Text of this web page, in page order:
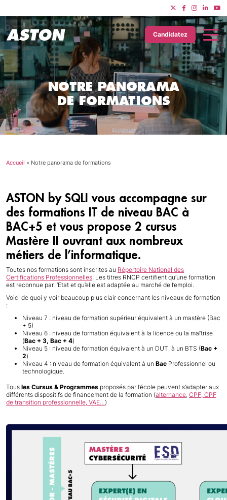
Candidatez
NOTRE PANORAMA
DE FORMATIONS
Accueil » Notre panorama de formations
ASTON by SQLI vous accompagne sur
des formations IT de niveau BAC à
BAC+5 et vous propose 2 cursus
Mastère II ouvrant aux nombreux
métiers de l’informatique.
Toutes nos formations sont inscrites au Répertoire National des
Certifications Professionnelles . Les titres RNCP certifient qu’une formation
est reconnue par l’Etat et qu’elle est adaptée au marché de l’emploi.
Voici de quoi y voir beaucoup plus clair concernant les niveaux de formation
:
Niveau 7 : niveau de formation supérieur équivalent à un mastère (Bac
+ 5)
Niveau 6 : niveau de formation équivalent à la licence ou la maîtrise
(Bac + 3, Bac + 4)
Niveau 5 : niveau de formation équivalent à un DUT, à un BTS (Bac +
2)
Niveau 4 : niveau de formation équivalent à un Bac Professionnel ou
technologique.
Tous les Cursus & Programmes proposés par l’école peuvent s’adapter aux
différents dispositifs de financement de la formation (alternance, CPF, CPF
de transition professionnelle, VAE…)